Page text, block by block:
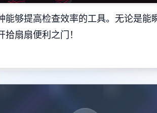
够提高检查效率的工具。无论是
扇扇便利之门！